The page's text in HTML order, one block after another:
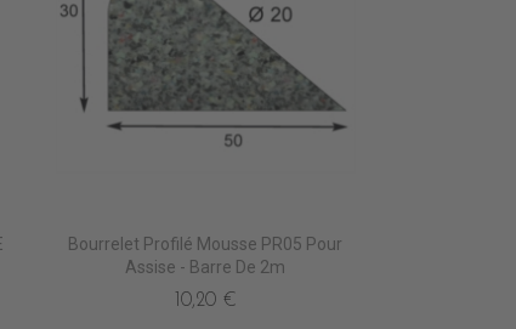
Bourrelet Profilé Mousse PR05 Pour
Assise - Barre De 2m
10,20 €